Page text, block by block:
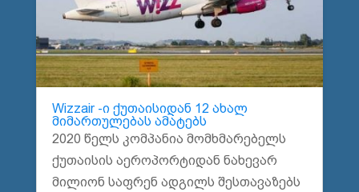
Wizzair -ი ქუთაისიდან 12 ახალ
მიმართულებას ამატებს
2020 წელს კომპანია მომხმარებელს
ქუთაისის აეროპორტიდან ნახევარ
მილიონ საფრენ ადგილს შესთავაზებს